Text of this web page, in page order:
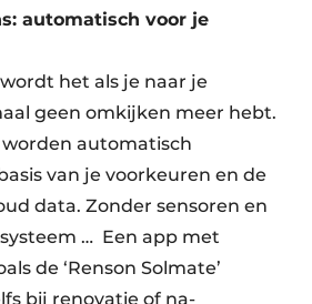
automatisch voor je
het als je naar je
geen omkijken meer hebt.
worden automatisch
van je voorkeuren en de
data. Zonder sensoren en
… Een app met
de ‘Renson Solmate’
bij renovatie of na-